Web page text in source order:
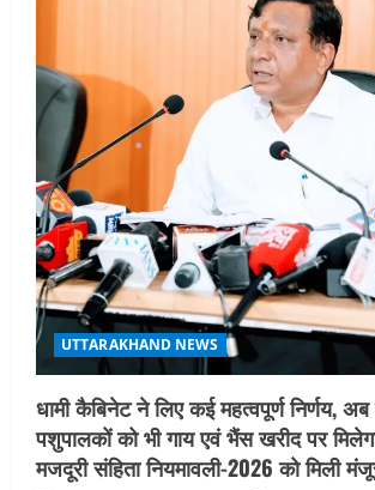
UTTARAKHAND NEWS
धामी कैबिनेट ने लिए कई महत्वपूर्ण निर्णय, अब
पशुपालकों को भी गाय एवं भैंस खरीद पर
मजदूरी संहिता नियमावली-2026 को मिली